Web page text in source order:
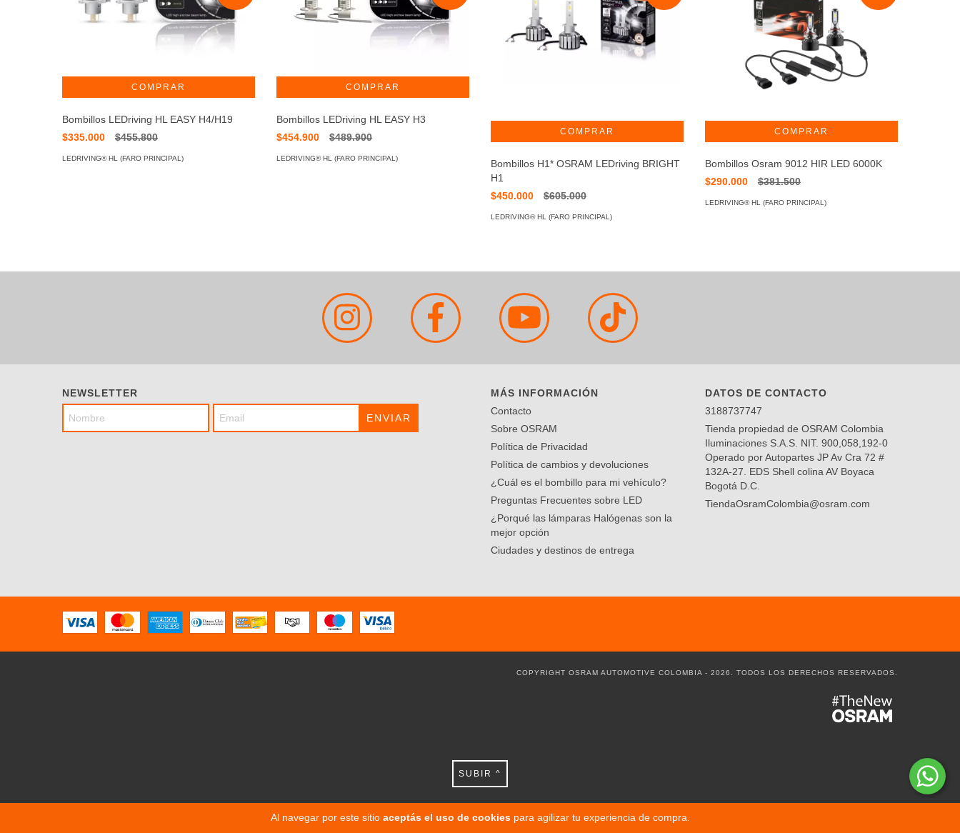
Al navegar por este sitio aceptás el uso de cookiespara agilizar tu experiencia de compra.
Bombillos LEDriving HL EASY H4/H19
$335.000
$455.800
LEDRIVING® HL (FARO PRINCIPAL)
Bombillos LEDriving HL EASY H3
$454.900
$489.900
LEDRIVING® HL (FARO PRINCIPAL)
Bombillos H1* OSRAM LEDriving BRIGHT
H1
$450.000
$605.000
LEDRIVING® HL (FARO PRINCIPAL)
Bombillos Osram 9012 HIR LED 6000K
$290.000
$381.500
LEDRIVING® HL (FARO PRINCIPAL)
NEWSLETTER
MÁS INFORMACIÓN
Contacto
Sobre OSRAM
Política de Privacidad
Política de cambios y devoluciones
¿Cuál es el bombillo para mi vehículo?
Preguntas Frecuentes sobre LED
¿Porqué las lámparas Halógenas son la
mejor opción
Ciudades y destinos de entrega
DATOS DE CONTACTO
3188737747
Tienda propiedad de OSRAM Colombia
Iluminaciones S.A.S. NIT. 900,058,192-0
Operado por Autopartes JP Av Cra 72 #
132A-27. EDS Shell colina AV Boyaca
Bogotá D.C.
TiendaOsramColombia@osram.com
COPYRIGHT OSRAM AUTOMOTIVE COLOMBIA - 2026. TODOS LOS DERECHOS RESERVADOS.
SUBIR ^